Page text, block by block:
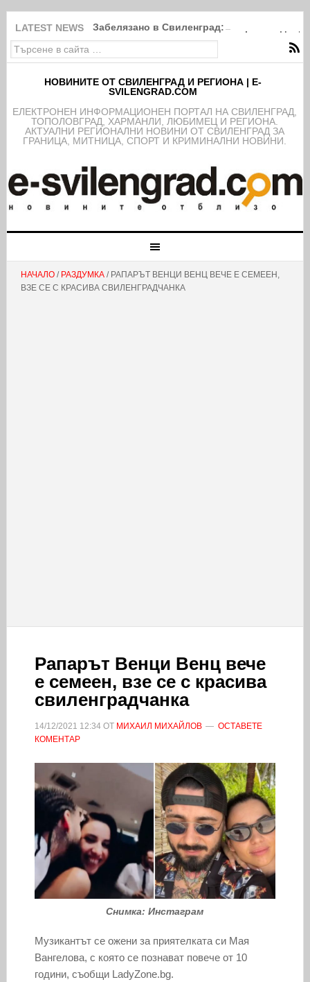
LATEST NEWS Забелязано в Свиленград: Покрити в
НОВИНИТЕ ОТ СВИЛЕНГРАД И РЕГИОНА | E-
SVILENGRAD.COM
EЛЕКТРОНЕН ИНФОРМАЦИОНЕН ПОРТАЛ НА СВИЛЕНГРАД,
ТОПОЛОВГРАД, ХАРМАНЛИ, ЛЮБИМЕЦ И РЕГИОНА.
АКТУАЛНИ РЕГИОНАЛНИ НОВИНИ ОТ СВИЛЕНГРАД ЗА
ГРАНИЦА, МИТНИЦА, СПОРТ И КРИМИНАЛНИ НОВИНИ.
НАЧАЛО/ РАЗДУМКА/ РАПАРЪТ ВЕНЦИ ВЕНЦ ВЕЧЕ Е СЕМЕЕН,
ВЗЕ СЕ С КРАСИВА СВИЛЕНГРАДЧАНКА
Рапарът Венци Венц вече
е семеен, взе се с красива
свиленградчанка
14/12/2021 12:34ОТ МИХАИЛ МИХАЙЛОВ
ОСТАВЕТЕ
КОМЕНТАР
Снимка: Инстаграм
Музикантът се ожени за приятелката си Мая
Вангелова, с която се познават повече от 10
години, съобщи LadyZone.bg.